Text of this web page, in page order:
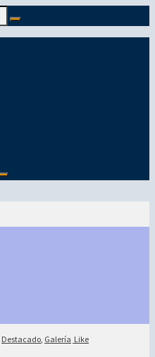
Destacado, Galería Like